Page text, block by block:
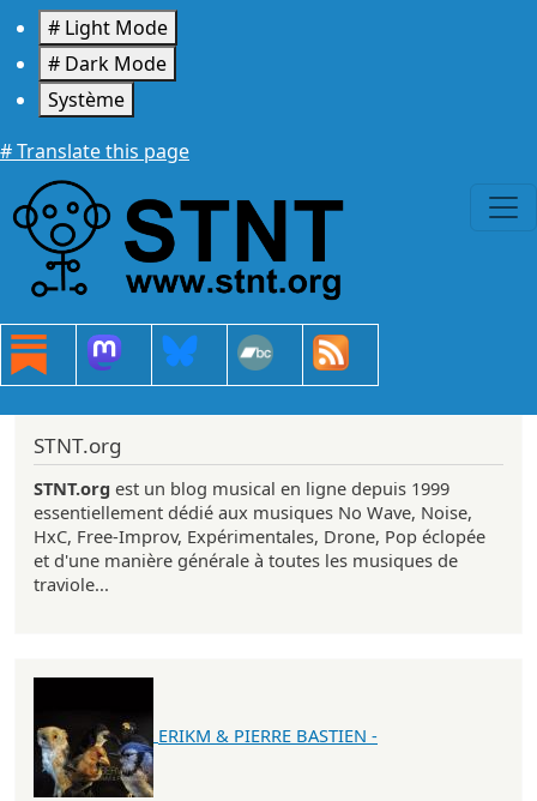
Aller au contenu principal
# Light Mode
# Dark Mode
Système
# Translate this page
STNT.org
STNT.org est un blog musical en ligne depuis 1999
essentiellement dédié aux musiques No Wave, Noise,
HxC, Free-Improv, Expérimentales, Drone, Pop éclopée
et d'une manière générale à toutes les musiques de
traviole...
ERIKM & PIERRE BASTIEN -